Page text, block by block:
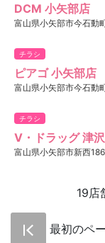
DCM 小矢部店
富山県小矢部市今石動
チラシ
ピアゴ 小矢部店
富山県小矢部市今石動
チラシ
V・ドラッグ 津
富山県小矢部市新西
19店
最初のペ